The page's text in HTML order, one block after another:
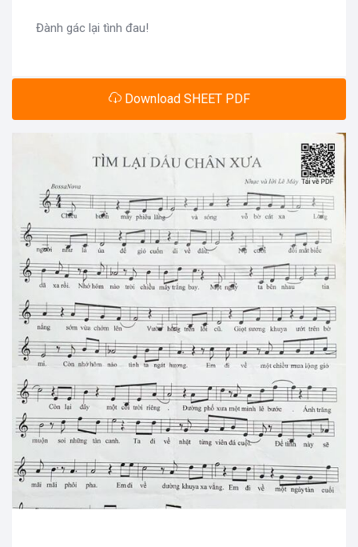
Đành gác lại tình đau!
Download SHEET PDF